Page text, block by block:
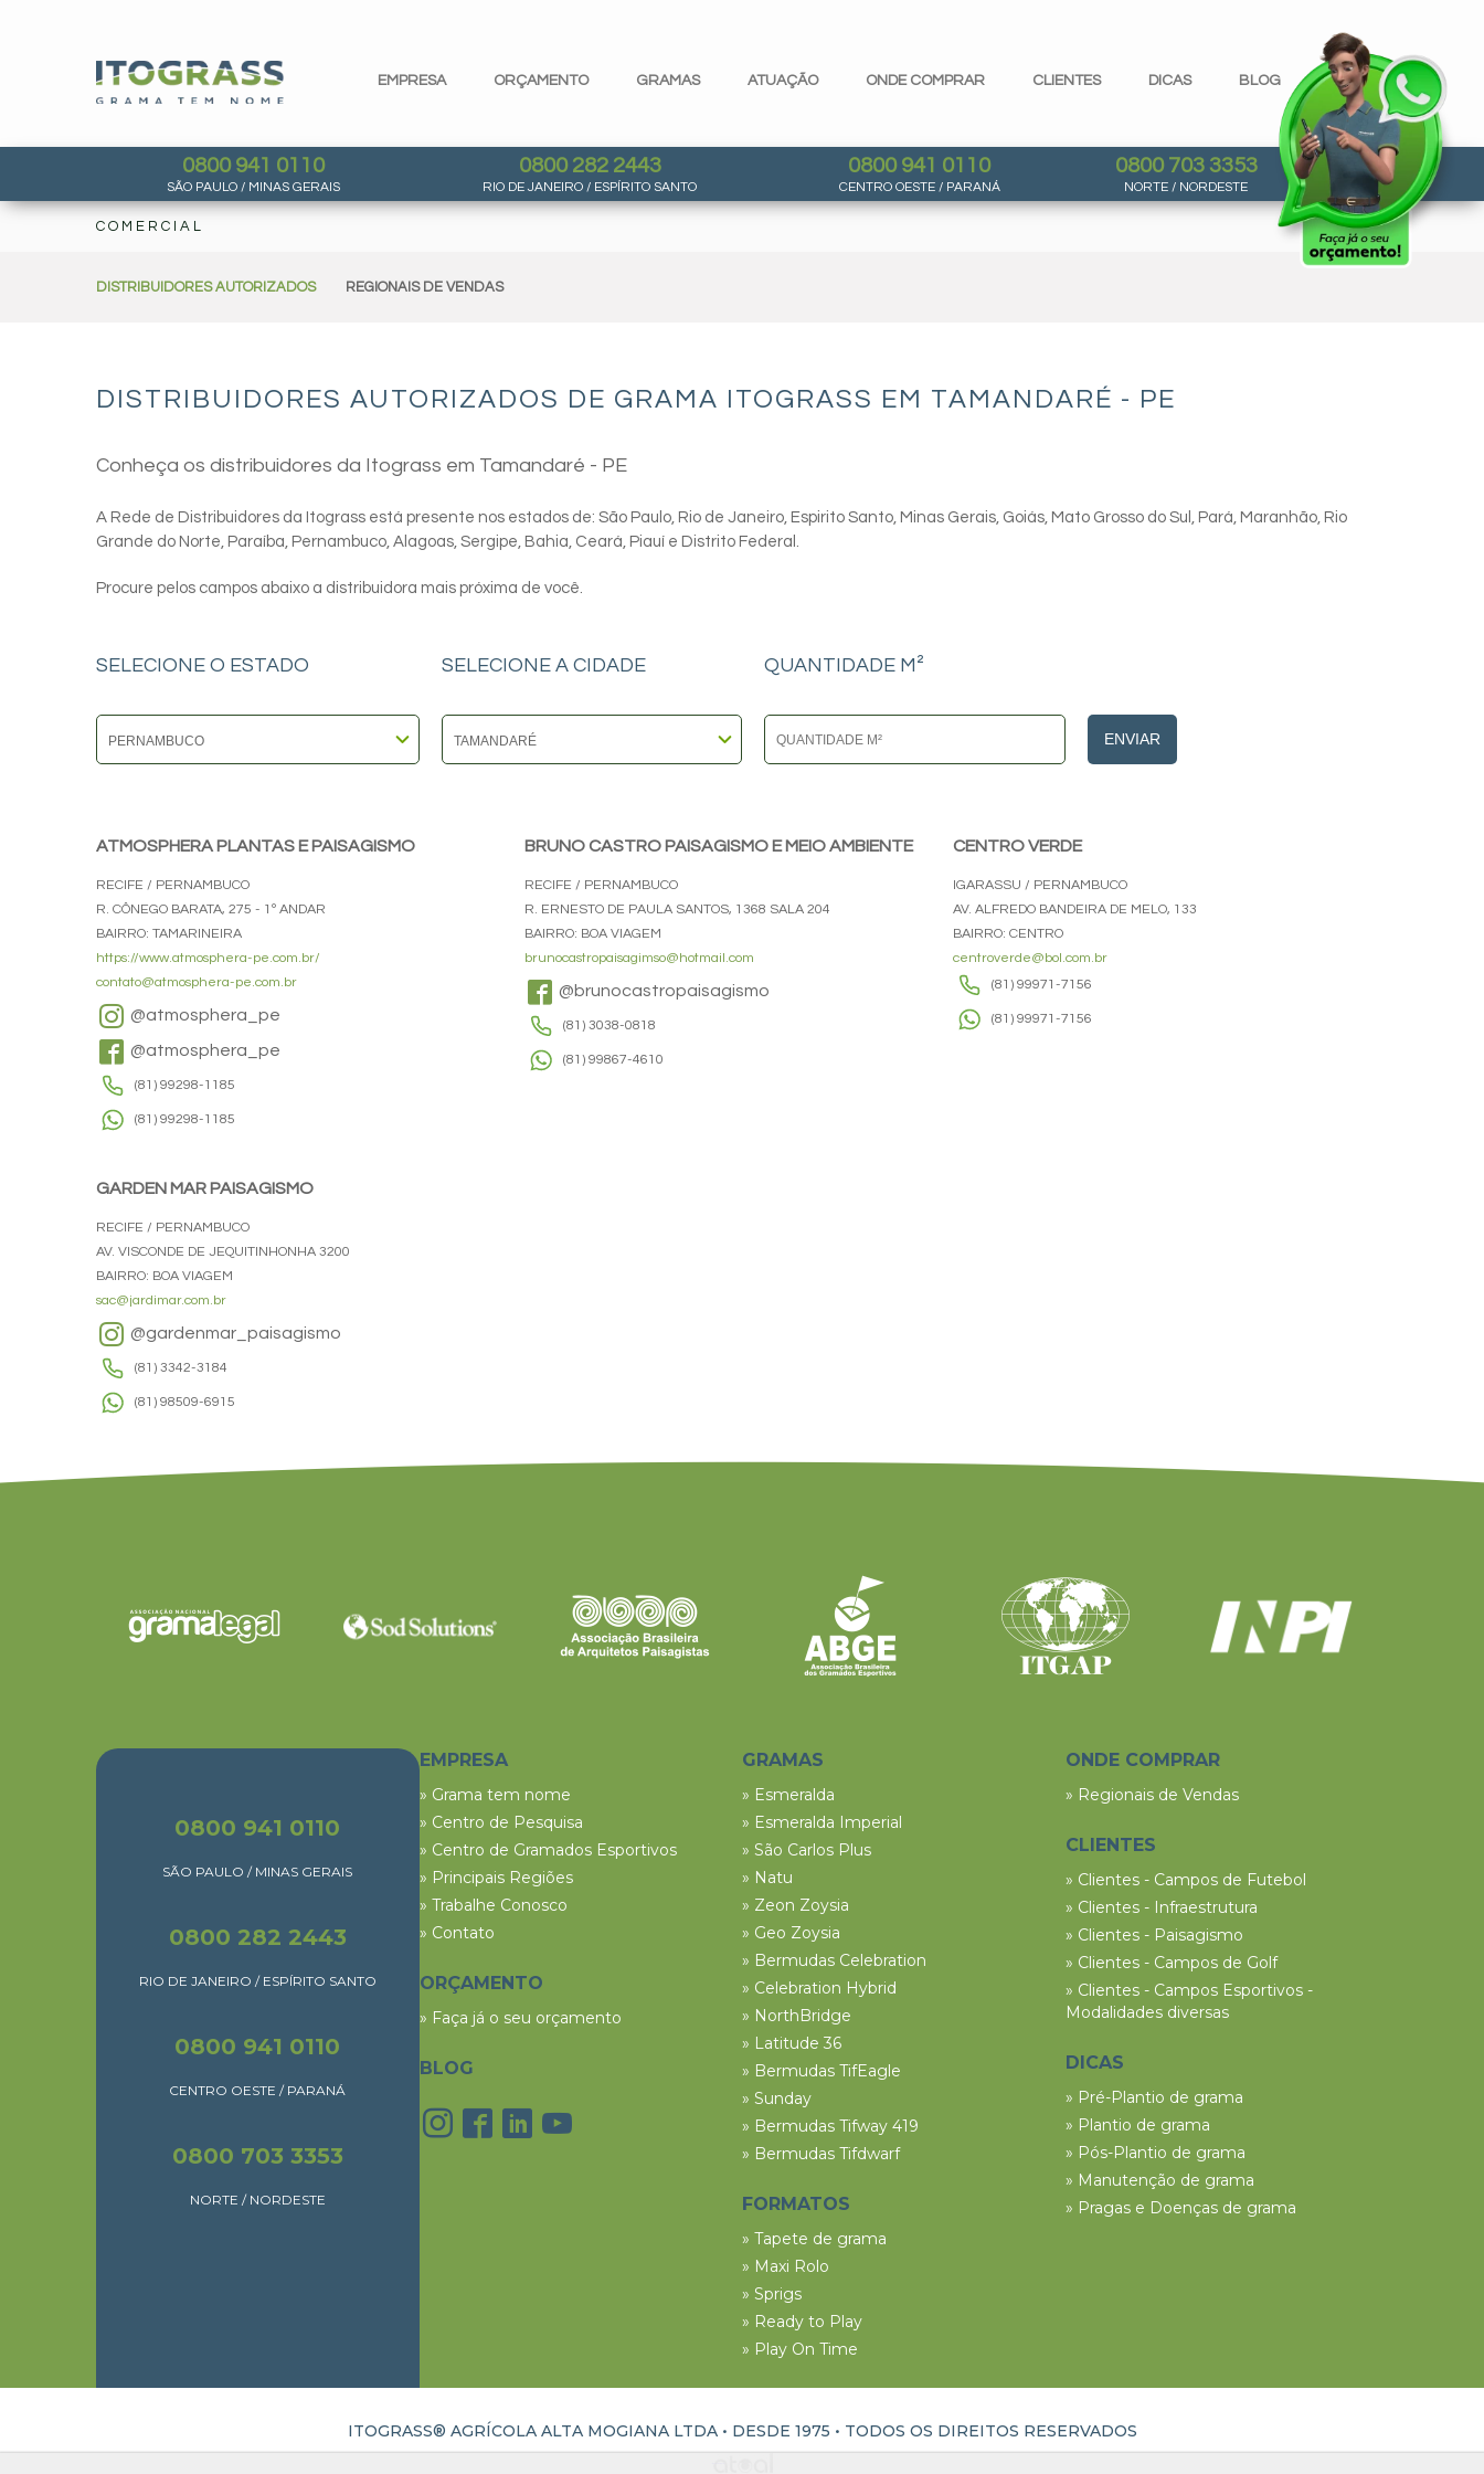
EMPRESA ORÇAMENTO GRAMAS ATUAÇÃO ONDE COMPRAR CLIENTES DICAS BLOG
0800 941 0110
SÃO PAULO / MINAS GERAIS
0800 282 2443
RIO DE JANEIRO / ESPÍRITO SANTO
0800 941 0110
CENTRO OESTE / PARANÁ
0800 703 3353
NORTE / NORDESTE
COMERCIAL
DISTRIBUIDORES AUTORIZADOS REGIONAIS DE VENDAS
DISTRIBUIDORES AUTORIZADOS DE GRAMA ITOGRASS EM TAMANDARÉ - PE
Conheça os distribuidores da Itograss em Tamandaré - PE
A Rede de Distribuidores da Itograss está presente nos estados de: São Paulo, Rio de Janeiro, Espirito Santo, Minas Gerais, Goiás, Mato Grosso do Sul, Pará, Maranhão, Rio
Grande do Norte, Paraíba, Pernambuco, Alagoas, Sergipe, Bahia, Ceará, Piauí e Distrito Federal.
Procure pelos campos abaixo a distribuidora mais próxima de você.
SELECIONE O ESTADO SELECIONE A CIDADE QUANTIDADE M²
ENVIAR
ATMOSPHERA PLANTAS E PAISAGISMO
RECIFE / PERNAMBUCO
R. CÔNEGO BARATA, 275 - 1º ANDAR
BAIRRO: TAMARINEIRA
https://www.atmosphera-pe.com.br/
contato@atmosphera-pe.com.br
@atmosphera_pe
@atmosphera_pe
(81) 99298-1185
(81) 99298-1185
BRUNO CASTRO PAISAGISMO E MEIO AMBIENTE
RECIFE / PERNAMBUCO
R. ERNESTO DE PAULA SANTOS, 1368 SALA 204
BAIRRO: BOA VIAGEM
brunocastropaisagimso@hotmail.com
@brunocastropaisagismo
(81) 3038-0818
(81) 99867-4610
CENTRO VERDE
IGARASSU / PERNAMBUCO
AV. ALFREDO BANDEIRA DE MELO, 133
BAIRRO: CENTRO
centroverde@bol.com.br
(81) 99971-7156
(81) 99971-7156
GARDEN MAR PAISAGISMO
RECIFE / PERNAMBUCO
AV. VISCONDE DE JEQUITINHONHA 3200
BAIRRO: BOA VIAGEM
sac@jardimar.com.br
@gardenmar_paisagismo
(81) 3342-3184
(81) 98509-6915
0800 941 0110
SÃO PAULO / MINAS GERAIS
0800 282 2443
RIO DE JANEIRO / ESPÍRITO SANTO
0800 941 0110
CENTRO OESTE / PARANÁ
0800 703 3353
NORTE / NORDESTE
EMPRESA
» Grama tem nome
» Centro de Pesquisa
» Centro de Gramados Esportivos
» Principais Regiões
» Trabalhe Conosco
» Contato
ORÇAMENTO
» Faça já o seu orçamento
BLOG
GRAMAS
» Esmeralda
» Esmeralda Imperial
» São Carlos Plus
» Natu
» Zeon Zoysia
» Geo Zoysia
» Bermudas Celebration
» Celebration Hybrid
» NorthBridge
» Latitude 36
» Bermudas TifEagle
» Sunday
» Bermudas Tifway 419
» Bermudas Tifdwarf
FORMATOS
» Tapete de grama
» Maxi Rolo
» Sprigs
» Ready to Play
» Play On Time
ONDE COMPRAR
» Regionais de Vendas
CLIENTES
» Clientes - Campos de Futebol
» Clientes - Infraestrutura
» Clientes - Paisagismo
» Clientes - Campos de Golf
» Clientes - Campos Esportivos -
Modalidades diversas
DICAS
» Pré-Plantio de grama
» Plantio de grama
» Pós-Plantio de grama
» Manutenção de grama
» Pragas e Doenças de grama
ITOGRASS® AGRÍCOLA ALTA MOGIANA LTDA • DESDE 1975 • TODOS OS DIREITOS RESERVADOS